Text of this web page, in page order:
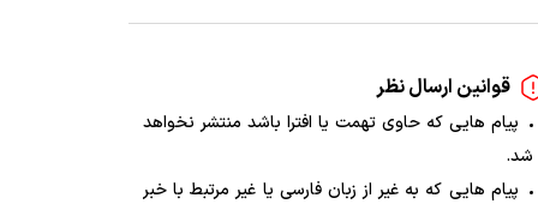
قوانین ارسال نظر
پیام هایی که حاوی تهمت یا افترا باشد منتشر نخواهد
شد.
پیام هایی که به غیر از زبان فارسی یا غیر مرتبط با خبر